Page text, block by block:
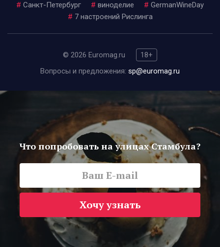
# Санкт-Петербург # виноделие # GermanWineDay
# 7 настроений Рислинга
© 2026 Euromag.ru
18+
Вопросы и предложения: sp@euromag.ru
Что попробовать на улицах Стамбула?
Хочу узнать